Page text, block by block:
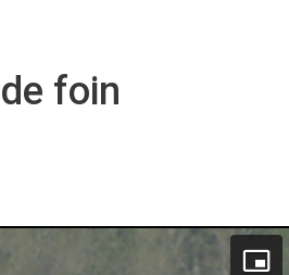
foin